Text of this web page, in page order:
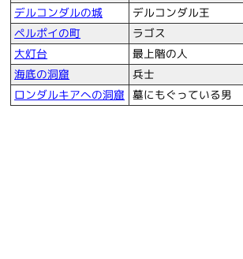
デルコンダルの城
デルコンダル王
ペルポイの町
ラゴス
大灯台
最上階の人
海底の洞窟
兵士
ロンダルキアへの洞窟
墓にもぐっている男